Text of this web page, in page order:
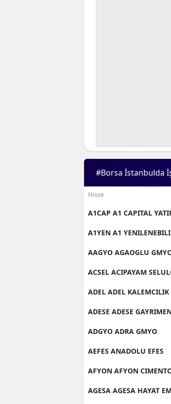
#Borsa İstanbulda
Hisse
A1CAP A1 CAPITAL
A1YEN A1
AAGYO AGAOGLU
ACSEL ACIPAYAM
ADEL ADEL KALEMCILIK
ADESE ADESE
ADGYO ADRA GMYO
AEFES ANADOLU EFES
AFYON AFYON
AGESA AGESA HAYAT